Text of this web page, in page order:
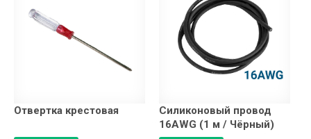
Отвертка крестовая
Силиконовый провод
16AWG (1 м / Чёрный)